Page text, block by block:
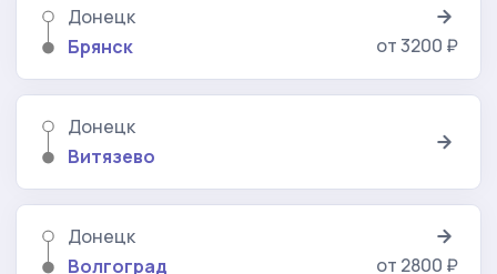
Донецк
Брянск
от 3200 ₽
Донецк
Витязево
Донецк
Волгоград
от 2800 ₽